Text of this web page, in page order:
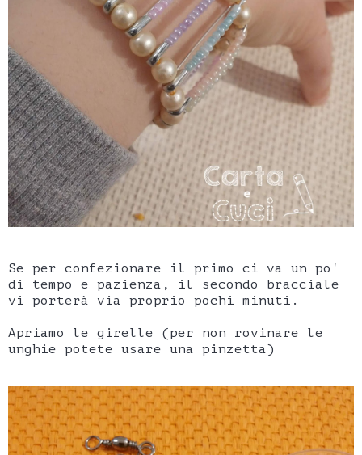
Se per confezionare il primo ci va un po'
di tempo e pazienza, il secondo bracciale
vi porterà via proprio pochi minuti.
Apriamo le girelle (per non rovinare le
unghie potete usare una pinzetta)